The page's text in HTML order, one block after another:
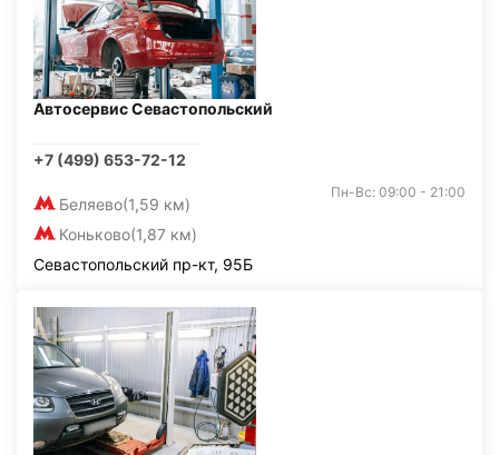
Автосервис Севастопольский
+7 (499) 653-72-12
Беляево(1,59 км)
Коньково(1,87 км)
Пн-Вс: 09:00 - 21:00
Севастопольский пр-кт, 95Б